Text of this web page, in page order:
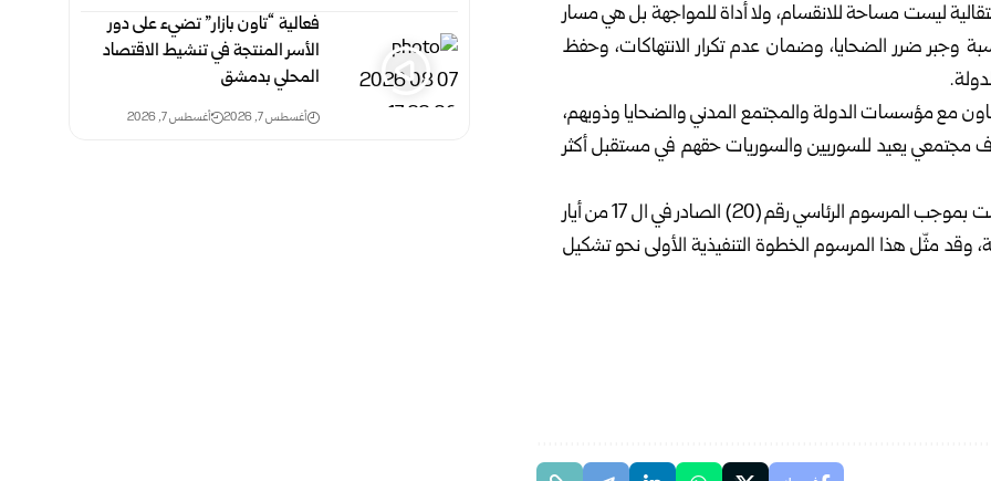
ليست مساحة للانقسام، ولا أداة للمواجهة بل هي مسار
وجبر ضرر الضحايا، وضمان عدم تكرار الانتهاكات، وحفظ
مع مؤسسات الدولة والمجتمع المدني والضحايا وذويهم،
مجتمعي يعيد للسوريين والسوريات حقهم في مستقبل أكثر
تجدر الإشارة إلى أن الهيئة الوطنية للعدالة الانتقالية قد تأسست بموجب المرسوم الرئاسي رقم (20) الصادر في ال 17 من أيار
وقد مثّل هذا المرسوم الخطوة التنفيذية الأولى نحو تشكيل
فعالية “تاون بازار” تضيء على دور
الأسر المنتجة في تنشيط الاقتصاد
المحلي بدمشق
أغسطس 7, 2026 أغسطس 7, 2026